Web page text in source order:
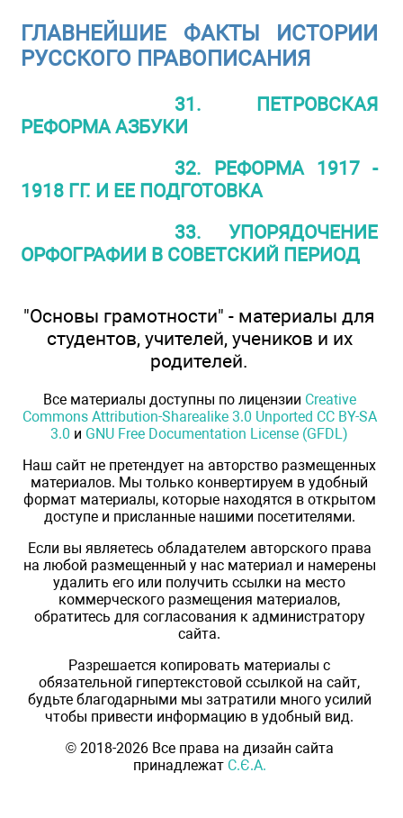
ГЛАВНЕЙШИЕ ФАКТЫ ИСТОРИИ
РУССКОГО ПРАВОПИСАНИЯ
31. ПЕТРОВСКАЯ
РЕФОРМА АЗБУКИ
32. РЕФОРМА 1917 -
1918 ГГ. И ЕЕ ПОДГОТОВКА
33. УПОРЯДОЧЕНИЕ
ОРФОГРАФИИ В СОВЕТСКИЙ ПЕРИОД
"Основы грамотности" - материалы для
студентов, учителей, учеников и их
родителей.
Все материалы доступны по лицензии Creative
Commons Attribution-Sharealike 3.0 Unported CC BY-SA
3.0 и GNU Free Documentation License (GFDL)
Наш сайт не претендует на авторство размещенных
материалов. Мы только конвертируем в удобный
формат материалы, которые находятся в открытом
доступе и присланные нашими посетителями.
Если вы являетесь обладателем авторского права
на любой размещенный у нас материал и намерены
удалить его или получить ссылки на место
коммерческого размещения материалов,
обратитесь для согласования к администратору
сайта.
Разрешается копировать материалы с
обязательной гипертекстовой ссылкой на сайт,
будьте благодарными мы затратили много усилий
чтобы привести информацию в удобный вид.
© 2018-2026 Все права на дизайн сайта
принадлежат С.Є.А.